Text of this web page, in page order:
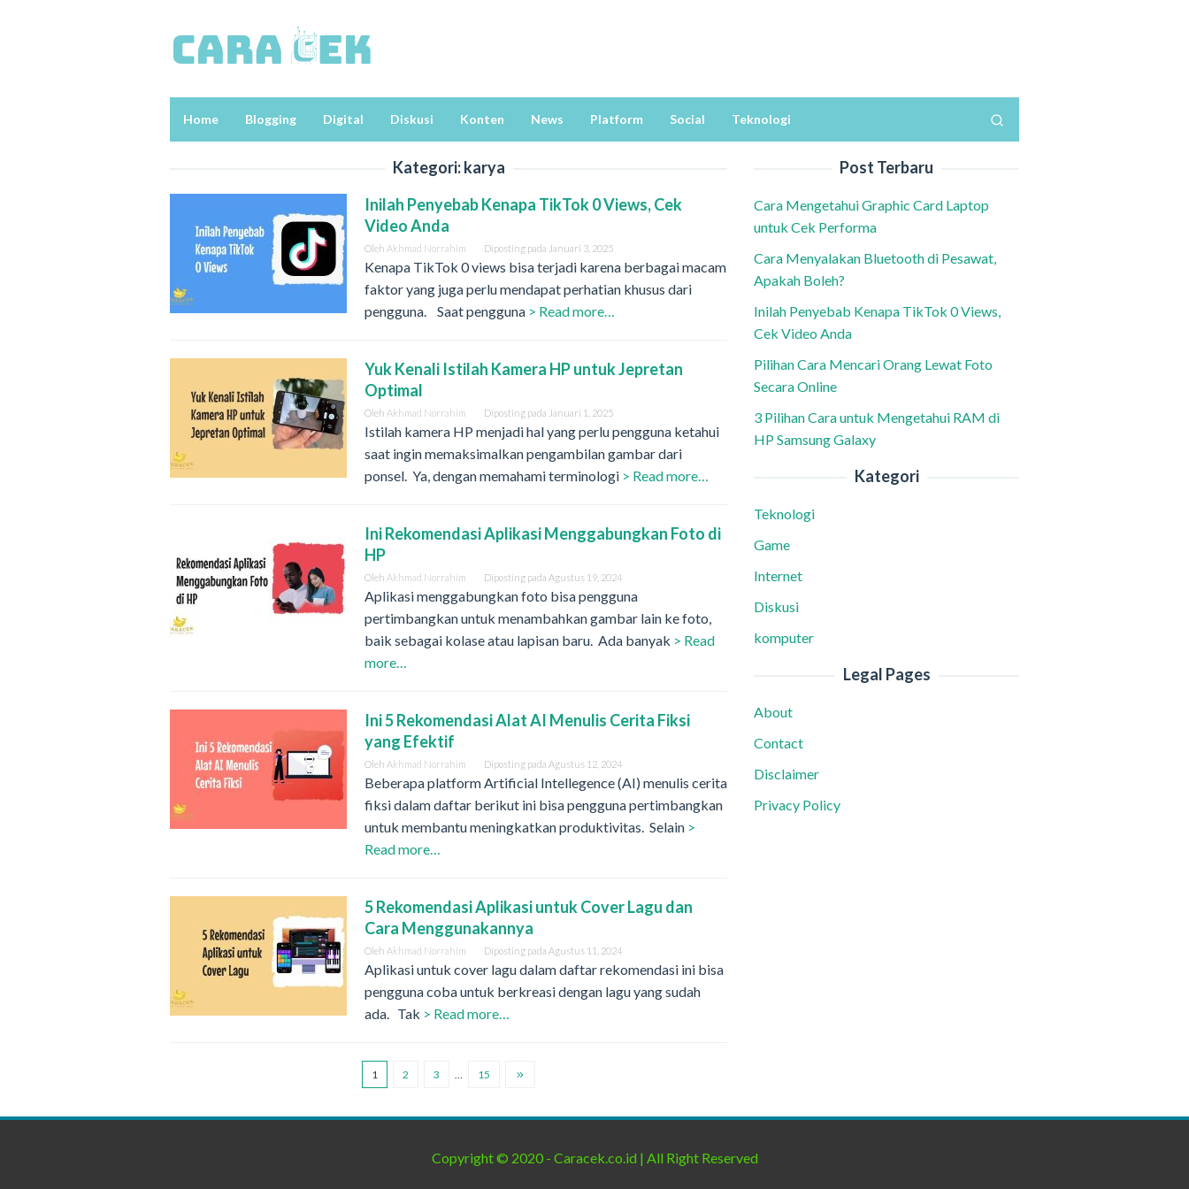
Home Blogging Digital Diskusi Konten News Platform Social Teknologi
Kategori:karya
Inilah Penyebab Kenapa TikTok 0 Views, Cek
Video Anda
Oleh Akhmad Norrahim Diposting pada Januari 3, 2025
Kenapa TikTok 0 views bisa terjadi karena berbagai macam
faktor yang juga perlu mendapat perhatian khusus dari
pengguna. Saat pengguna > Read more…
Yuk Kenali Istilah Kamera HP untuk Jepretan
Optimal
Oleh Akhmad Norrahim Diposting pada Januari 1, 2025
Istilah kamera HP menjadi hal yang perlu pengguna ketahui
saat ingin memaksimalkan pengambilan gambar dari
ponsel. Ya, dengan memahami terminologi > Read more…
Ini Rekomendasi Aplikasi Menggabungkan Foto di
HP
Oleh Akhmad Norrahim Diposting pada Agustus 19, 2024
Aplikasi menggabungkan foto bisa pengguna
pertimbangkan untuk menambahkan gambar lain ke foto,
baik sebagai kolase atau lapisan baru. Ada banyak > Read
more…
Ini 5 Rekomendasi Alat AI Menulis Cerita Fiksi
yang Efektif
Oleh Akhmad Norrahim Diposting pada Agustus 12, 2024
Beberapa platform Artificial Intellegence (AI) menulis cerita
fiksi dalam daftar berikut ini bisa pengguna pertimbangkan
untuk membantu meningkatkan produktivitas. Selain >
Read more…
5 Rekomendasi Aplikasi untuk Cover Lagu dan
Cara Menggunakannya
Oleh Akhmad Norrahim Diposting pada Agustus 11, 2024
Aplikasi untuk cover lagu dalam daftar rekomendasi ini bisa
pengguna coba untuk berkreasi dengan lagu yang sudah
ada. Tak > Read more…
1 2 3 … 15
Post Terbaru
Cara Mengetahui Graphic Card Laptop
untuk Cek Performa
Cara Menyalakan Bluetooth di Pesawat,
Apakah Boleh?
Inilah Penyebab Kenapa TikTok 0 Views,
Cek Video Anda
Pilihan Cara Mencari Orang Lewat Foto
Secara Online
3 Pilihan Cara untuk Mengetahui RAM di
HP Samsung Galaxy
Kategori
Teknologi
Game
Internet
Diskusi
komputer
Legal Pages
About
Contact
Disclaimer
Privacy Policy
Copyright © 2020 - Caracek.co.id | All Right Reserved